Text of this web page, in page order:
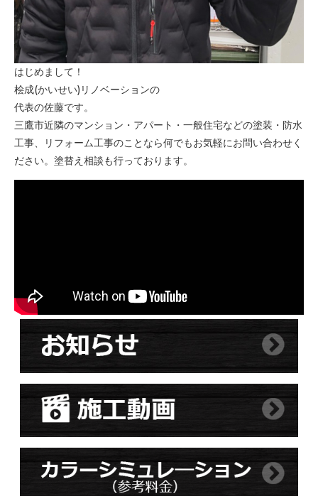
はじめまして！
桧成(かいせい)リノベーションの
代表の佐藤です。
三鷹市近隣のマンション・アパート・一般住宅などの塗装・防水
工事、リフォーム工事のことなら何でもお気軽にお問い合わせく
ださい。塗替え相談も行っております。